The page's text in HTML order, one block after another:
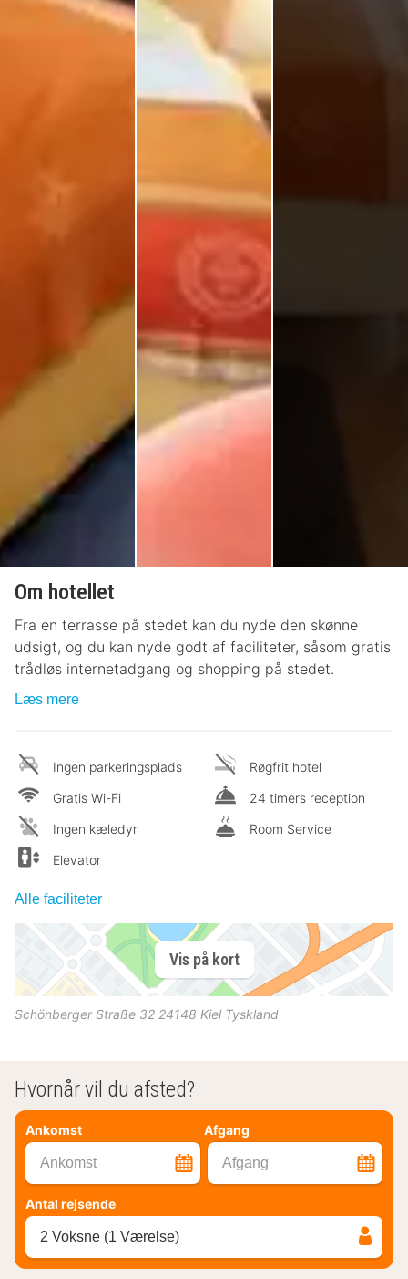
Om hotellet
Fra en terrasse på stedet kan du nyde den skønne
udsigt, og du kan nyde godt af faciliteter, såsom gratis
trådløs internetadgang og shopping på stedet.
Læs mere
Ingen parkeringsplads
Gratis Wi-Fi
Ingen kæledyr
Elevator
Røgfrit hotel
24 timers reception
Room Service
Alle faciliteter
Vis på kort
Schönberger Straße 32 24148 Kiel Tyskland
Hvornår vil du afsted?
Ankomst Afgang
Ankomst Afgang
Antal rejsende
2 Voksne (1 Værelse)